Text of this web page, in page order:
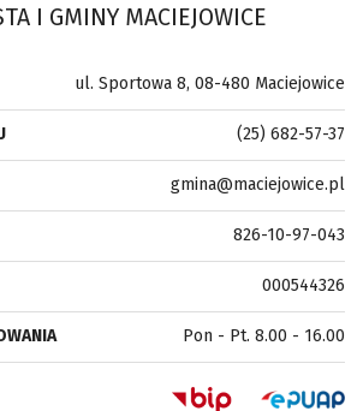
I GMINY MACIEJOWICE
ul. Sportowa 8, 08-480 Maciejowice
(25) 682-57-37
gmina@maciejowice.pl
826-10-97-043
000544326
Pon - Pt. 8.00 - 16.00